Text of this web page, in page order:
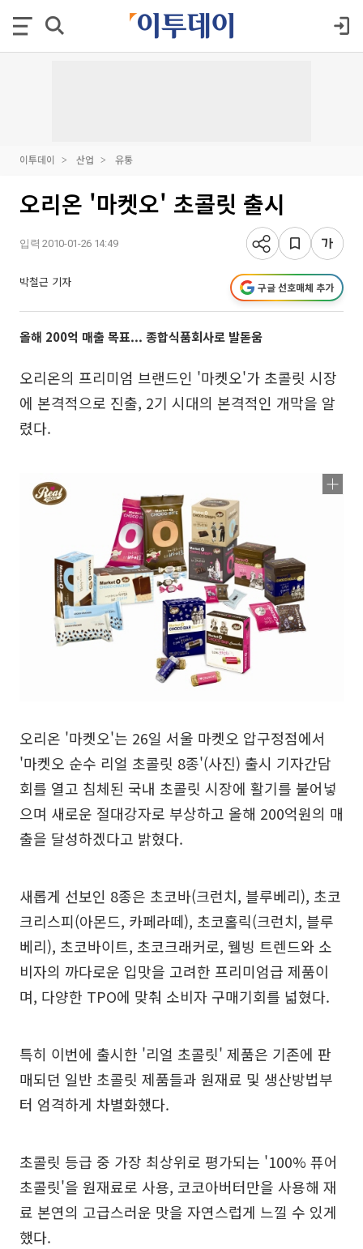
이투데이 산업 유통
오리온 '마켓오' 초콜릿 출시
입력 2010-01-26 14:49
박철근 기자 구글 선호매체 추가
올해 200억 매출 목표... 종합식품회사로 발돋움
오리온의 프리미엄 브랜드인 '마켓오'가 초콜릿 시장
에 본격적으로 진출, 2기 시대의 본격적인 개막을 알
렸다.
오리온 '마켓오'는 26일 서울 마켓오 압구정점에서
'마켓오 순수 리얼 초콜릿 8종'(사진) 출시 기자간담
회를 열고 침체된 국내 초콜릿 시장에 활기를 불어넣
으며 새로운 절대강자로 부상하고 올해 200억원의 매
출을 달성하겠다고 밝혔다.
새롭게 선보인 8종은 초코바(크런치, 블루베리), 초코
크리스피(아몬드, 카페라떼), 초코홀릭(크런치, 블루
베리), 초코바이트, 초코크래커로, 웰빙 트렌드와 소
비자의 까다로운 입맛을 고려한 프리미엄급 제품이
며, 다양한 TPO에 맞춰 소비자 구매기회를 넓혔다.
특히 이번에 출시한 '리얼 초콜릿' 제품은 기존에 판
매되던 일반 초콜릿 제품들과 원재료 및 생산방법부
터 엄격하게 차별화했다.
초콜릿 등급 중 가장 최상위로 평가되는 '100% 퓨어
초콜릿'을 원재료로 사용, 코코아버터만을 사용해 재
료 본연의 고급스러운 맛을 자연스럽게 느낄 수 있게
했다.